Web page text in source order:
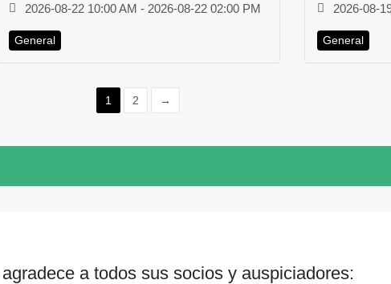
2026-08-22 10:00 AM - 2026-08-22 02:00 PM
General
2026-08-
General
1 2 →
a todos sus socios y auspiciadores: